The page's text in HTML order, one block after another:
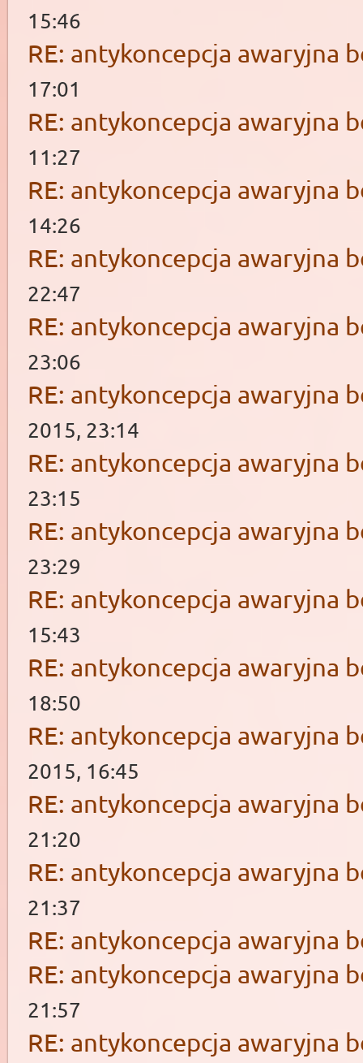
15:46
RE: antykoncepcja awaryjna
17:01
RE: antykoncepcja awaryjna
11:27
RE: antykoncepcja awaryjna
14:26
RE: antykoncepcja awaryjna
22:47
RE: antykoncepcja awaryjna
23:06
RE: antykoncepcja awaryjna
2015, 23:14
RE: antykoncepcja awaryjna
23:15
RE: antykoncepcja awaryjna
23:29
RE: antykoncepcja awaryjna
15:43
RE: antykoncepcja awaryjna
18:50
RE: antykoncepcja awaryjna
2015, 16:45
RE: antykoncepcja awaryjna
21:20
RE: antykoncepcja awaryjna
21:37
RE: antykoncepcja awaryjna
RE: antykoncepcja awaryjna
21:57
RE: antykoncepcja awaryjna